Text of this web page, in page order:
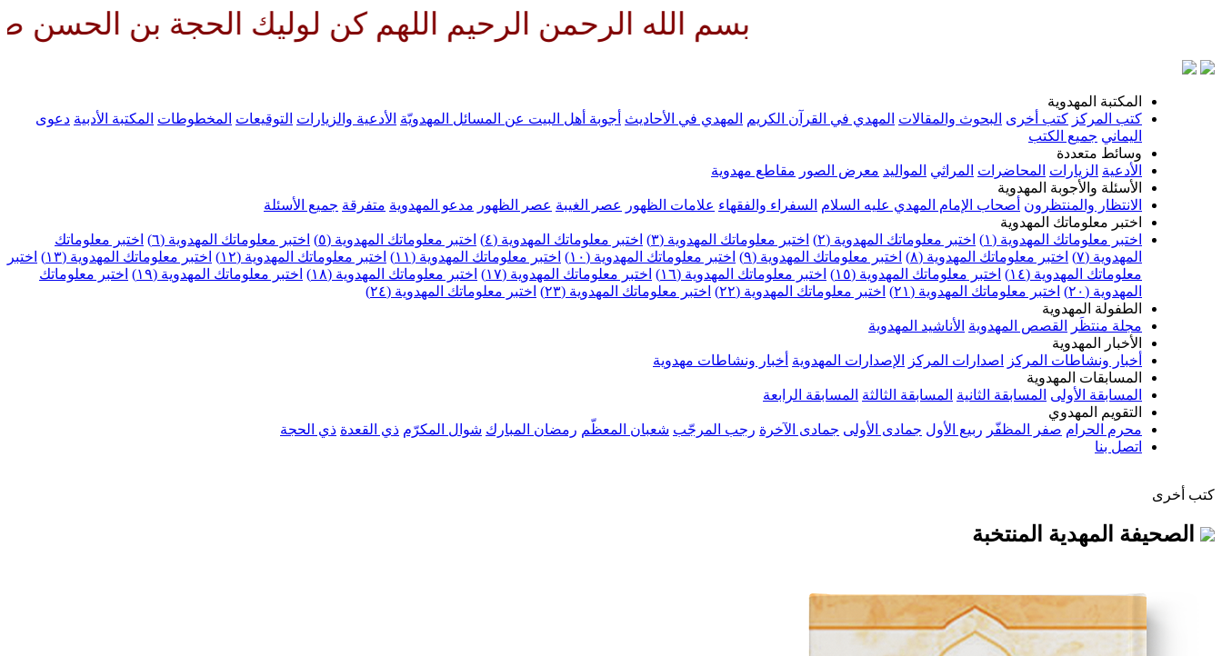
بسم الله الرحمن الرحيم اللهم كن لوليك الحجة بن الحسن صلواتك
المكتبة المهدوية
كتب المركز كتب أخرى البحوث والمقالات المهدي في القرآن الكريم المهدي في الأحاديث أجوبة أهل البيت عن المسائل المهدويّة الأدعية والزيارات التوقيعات المخطوطات المكتبة الأدبية دعوى
اليماني جميع الكتب
وسائط متعددة
الأدعية الزيارات المحاضرات المراثي المواليد معرض الصور مقاطع مهدوية
الأسئلة والأجوبة المهدوية
الانتظار والمنتظرون أصحاب الإمام المهدي عليه السلام السفراء والفقهاء علامات الظهور عصر الغيبة عصر الظهور مدعو المهدوية متفرقة جميع الأسئلة
اختبر معلوماتك المهدوية
اختبر معلوماتك المهدوية (١)
اختبر معلوماتك المهدوية (٢) اختبر معلوماتك المهدوية (٣) اختبر معلوماتك المهدوية (٤) اختبر معلوماتك المهدوية (٥) اختبر معلوماتك المهدوية (٦)
اختبر معلوماتك
المهدوية (٧)
اختبر معلوماتك المهدوية (٨) اختبر معلوماتك المهدوية (٩) اختبر معلوماتك المهدوية (١٠) اختبر معلوماتك المهدوية (١١) اختبر معلوماتك المهدوية (١٢) اختبر معلوماتك المهدوية (١٣)
اختبر
معلوماتك المهدوية (١٤)
اختبر معلوماتك المهدوية (١٥) اختبر معلوماتك المهدوية (١٦) اختبر معلوماتك المهدوية (١٧) اختبر معلوماتك المهدوية (١٨) اختبر معلوماتك المهدوية (١٩)
اختبر معلوماتك
المهدوية (٢٠)
اختبر معلوماتك المهدوية (٢١) اختبر معلوماتك المهدوية (٢٢) اختبر معلوماتك المهدوية (٢٣)
اختبر معلوماتك المهدوية (٢٤)
الطفولة المهدوية
مجلة منتظَر
القصص المهدوية الأناشيد المهدوية
الأخبار المهدوية
أخبار ونشاطات المركز
اصدارات المركز الإصدارات المهدوية أخبار ونشاطات مهدوية
المسابقات المهدوية
المسابقة الأولى المسابقة الثانية المسابقة الثالثة المسابقة الرابعة
التقويم المهدوي
محرم الحرام صفر المظفّر ربيع الأول جمادى الأولى جمادى الآخرة رجب المرجّب شعبان المعظّم رمضان المبارك شوال المكرّم ذي القعدة ذي الحجة
اتصل بنا
كتب أخرى
الصحيفة المهدية المنتخبة